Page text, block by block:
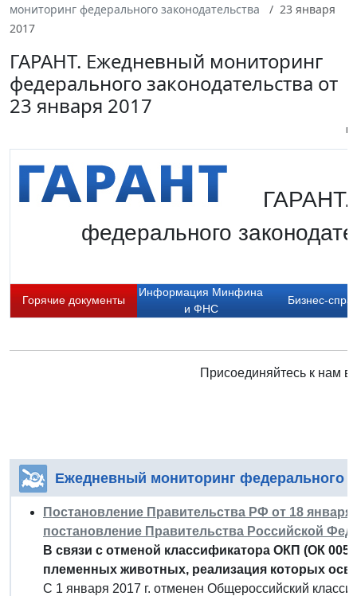
мониторинг федерального законодательства
23 января
2017
ГАРАНТ. Ежедневный мониторинг
федерального законодательства от
23 января 2017
ГАРАНТ.
федерального
Горячие документы
Информация Минфина
и ФНС
Бизнес-
Присоединяйтесь к нам в:
Ежедневный мониторинг федерального
Постановление Правительства РФ от 18
постановление Правительства Российской
В связи с отменой классификатора ОКП (ОК
племенных животных, реализация которых
С 1 января 2017 г. отменен Общероссийский